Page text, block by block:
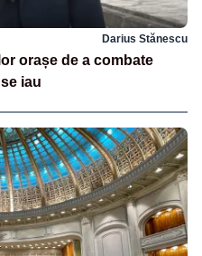
Darius Stănescu
orașe de a combate
iau